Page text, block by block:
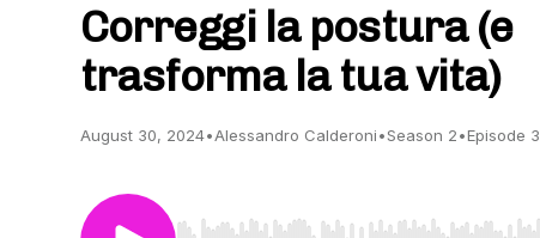
Correggi la postura (e
trasforma la tua vita)
August 30, 2024•Alessandro Calderoni•Season 2•Episode 3